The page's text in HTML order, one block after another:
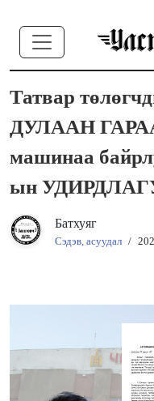
Татвар
ДУЛААН
машинаа
ын
Батхуяг
Сэдэв, асуудал /